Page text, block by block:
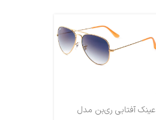
عینک آفتابی ری‌بن مدل